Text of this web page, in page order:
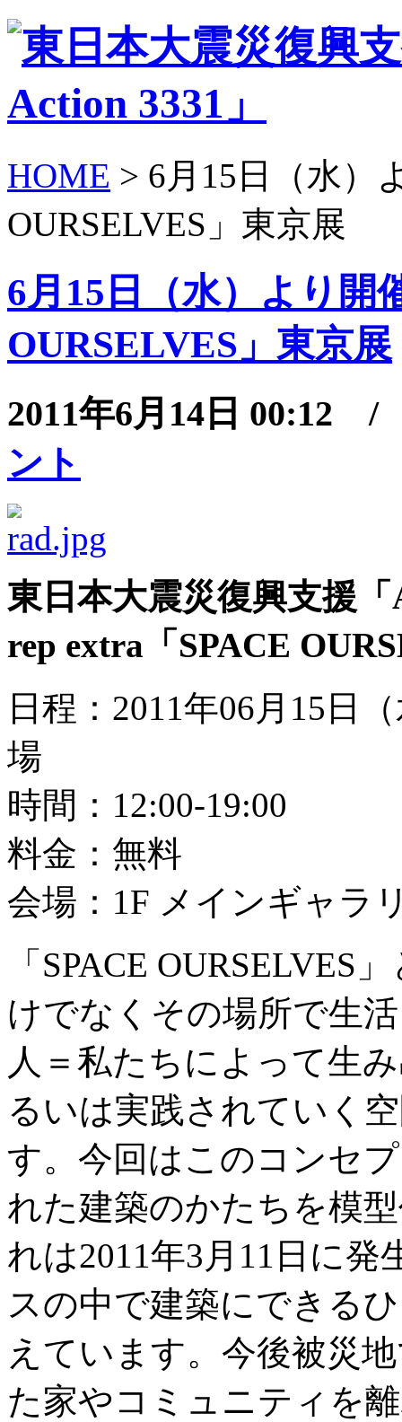
HOME > 6月15日（水）
OURSELVES」東京展
6月15日（水）より開
OURSELVES」東京展
2011年6月14日 00:12
ント
東日本大震災復興支援
rep extra「SPACE
日程：2011年06月15日
場
時間：12:00-19:00
料金：無料
会場：1F メインギャラ
「SPACE OURSELVES
けでなくその場所で生
人＝私たちによって生
るいは実践されていく
す。今回はこのコンセ
れた建築のかたちを模
れは2011年3月11日に
スの中で建築にできる
えています。今後被災
た家やコミュニティを